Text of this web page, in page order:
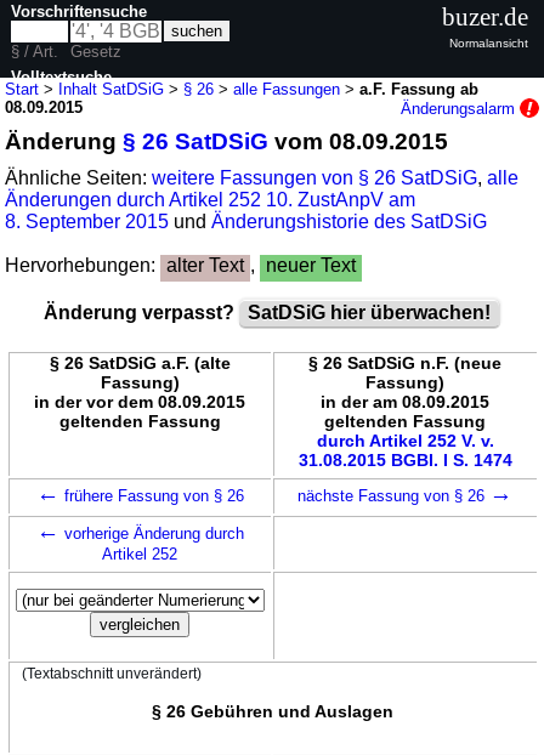
Start > Inhalt SatDSiG > § 26 >alle Fassungen >a.F. Fassung ab
08.09.2015
Änderungsalarm
Änderung§ 26 SatDSiG vom 08.09.2015
Ähnliche Seiten:weitere Fassungen von § 26 SatDSiG,alle
Änderungen durch Artikel 252 10. ZustAnpV am
8. September 2015 undÄnderungshistorie des SatDSiG
Hervorhebungen: alter Text , neuer Text
Änderung verpasst? SatDSiG hier überwachen!
§ 26 SatDSiG a.F. (alte
Fassung)
in der vor dem 08.09.2015
geltenden Fassung
§ 26 SatDSiG n.F. (neue
Fassung)
in der am 08.09.2015
geltenden Fassung
durch Artikel 252 V. v.
31.08.2015 BGBl. I S. 1474
← frühere Fassung von § 26 nächste Fassung von § 26 →
← vorherige Änderung durch
Artikel 252
(Textabschnitt unverändert)
§ 26 Gebühren und Auslagen
Vorschriftensuche
§ / Art.
Gesetz
Volltextsuche
buzer.de
Normalansicht